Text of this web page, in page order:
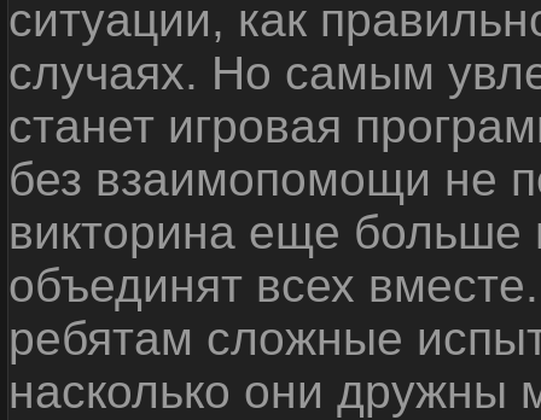
ситуации, как
случаях. Но самым
станет игровая
без взаимопомощи не
викторина еще
объединят всех
ребятам сложные
насколько они дружны